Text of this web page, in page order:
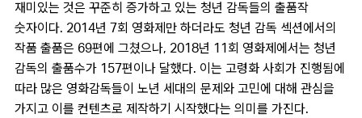
재미있는 것은 꾸준히 증가하고 있는 청년 감독들의 출품작
숫자이다. 2014년 7회 영화제만 하더라도 청년 감독 섹션에서의
작품 출품은 69편에 그쳤으나, 2018년 11회 영화제에서는 청년
감독의 출품수가 157편이나 달했다. 이는 고령화 사회가 진행됨에
따라 많은 영화감독들이 노년 세대의 문제와 고민에 대해 관심을
가지고 이를 컨텐츠로 제작하기 시작했다는 의미를 가진다.